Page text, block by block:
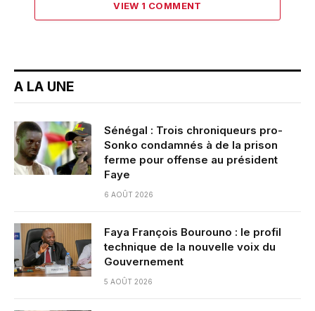
VIEW 1 COMMENT
A LA UNE
Sénégal : Trois chroniqueurs pro-
Sonko condamnés à de la prison
ferme pour offense au président
Faye
6 AOÛT 2026
Faya François Bourouno : le profil
technique de la nouvelle voix du
Gouvernement
5 AOÛT 2026